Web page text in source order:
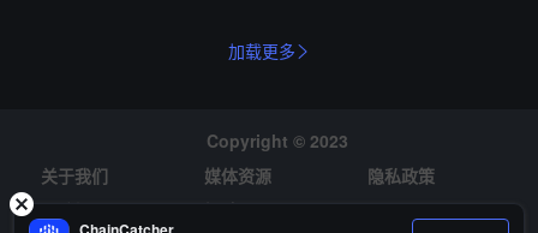
Genesis 私下谈判，以便在提交之前敲定第 11 章破产保护计划。
加载更多
Copyright © 2023
关于我们
媒体资源
隐私政策
风险提示
招聘